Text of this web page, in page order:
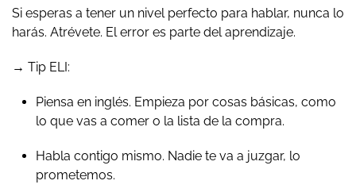
Si esperas a tener un nivel perfecto para hablar, nunca lo
harás. Atrévete. El error es parte del aprendizaje.
→ Tip ELI:
Piensa en inglés. Empieza por cosas básicas, como
lo que vas a comer o la lista de la compra.
Habla contigo mismo. Nadie te va a juzgar, lo
prometemos.